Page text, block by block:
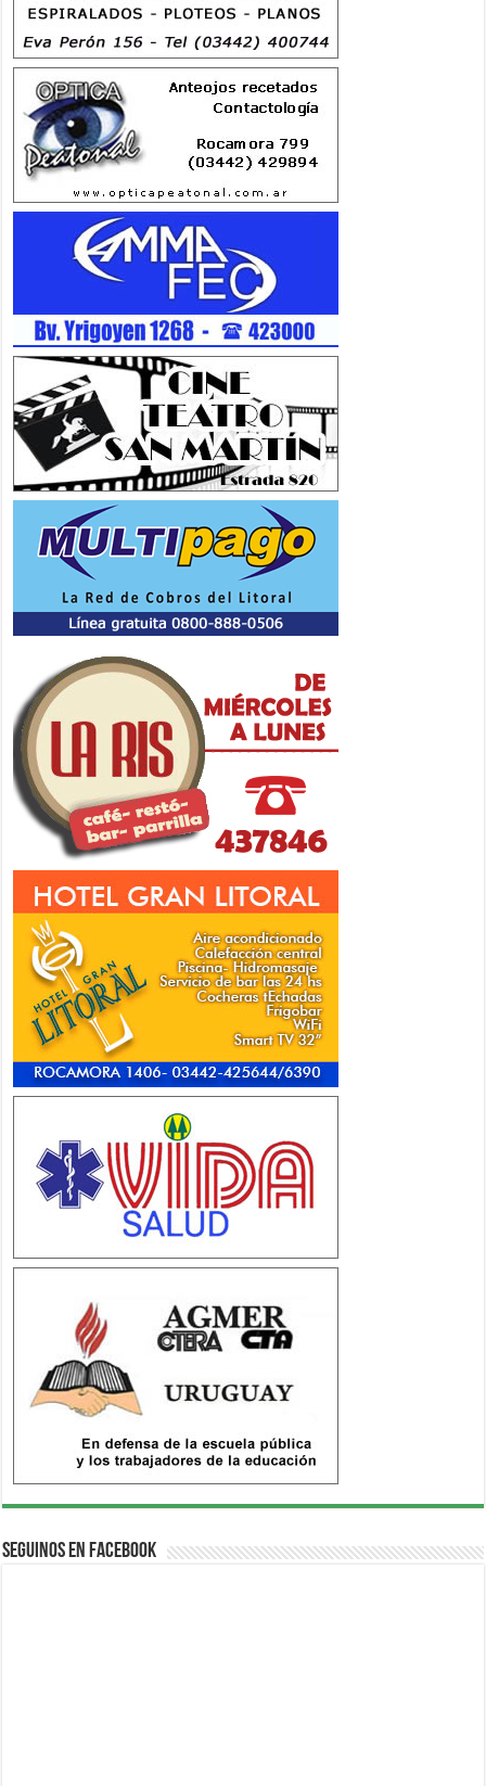
Seguinos en Facebook